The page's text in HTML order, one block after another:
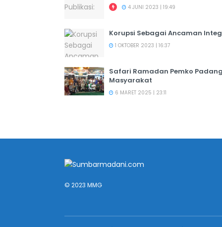
4 JUNI 2023 | 19:49
Korupsi Sebagai Ancaman
1 OKTOBER 2023 | 16:37
Safari Ramadan Pemko
Masyarakat
6 MARET 2025 | 23:11
© 2023 MMG